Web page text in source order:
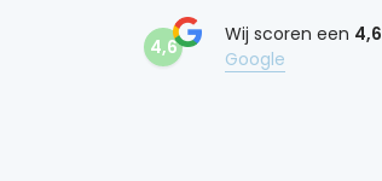
4,6
Wij scoren een 4,6
Google